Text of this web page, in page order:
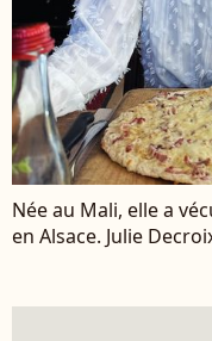
Née au Mali, elle a
en Alsace. Julie